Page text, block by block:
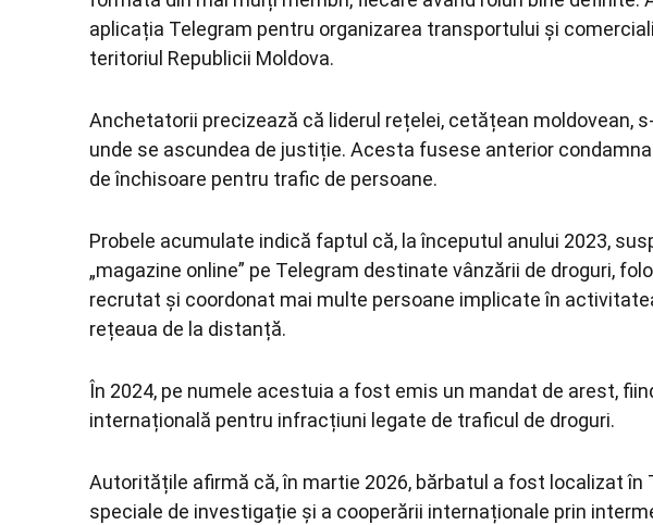
aplicația Telegram pentru organizarea transportului și
teritoriul Republicii Moldova.
Anchetatorii precizează că liderul rețelei, cetățean moldovean,
unde se ascundea de justiție. Acesta fusese anterior
de închisoare pentru trafic de persoane.
Probele acumulate indică faptul că, la începutul anului 2023,
„magazine online” pe Telegram destinate vânzării de droguri,
recrutat și coordonat mai multe persoane implicate în
rețeaua de la distanță.
În 2024, pe numele acestuia a fost emis un mandat de arest,
internațională pentru infracțiuni legate de traficul de droguri.
Autoritățile afirmă că, în martie 2026, bărbatul a fost localizat în
speciale de investigație și a cooperării internaționale prin